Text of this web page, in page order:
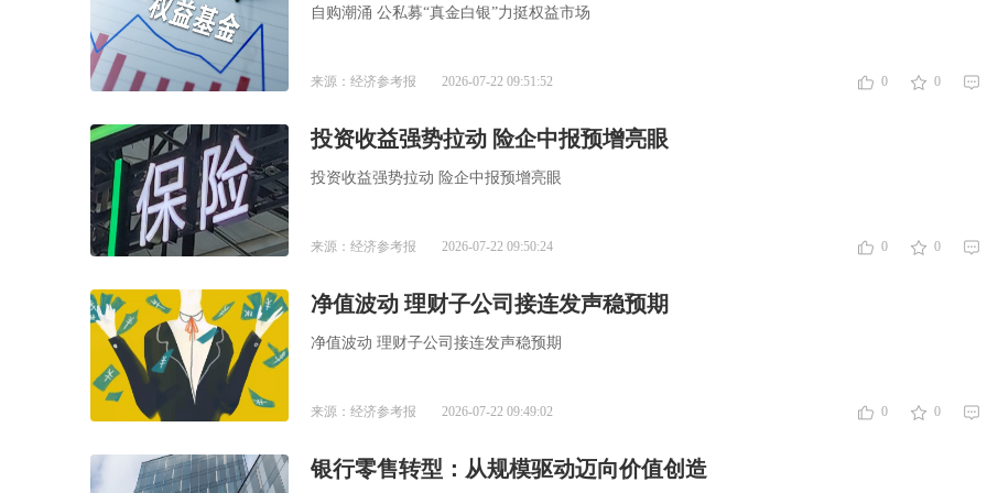
自购潮涌 公私募“真金白银”力挺权益市场
来源：经济参考报 2026-07-22 09:51:52 0 0
投资收益强势拉动 险企中报预增亮眼
投资收益强势拉动 险企中报预增亮眼
来源：经济参考报 2026-07-22 09:50:24 0 0
净值波动 理财子公司接连发声稳预期
净值波动 理财子公司接连发声稳预期
来源：经济参考报 2026-07-22 09:49:02 0 0
银行零售转型：从规模驱动迈向价值创造